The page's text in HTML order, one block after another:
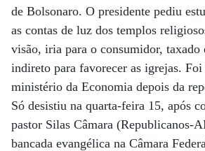
de Bolsonaro. O presidente pediu
as contas de luz dos templos
visão, iria para o consumidor, taxado
indireto para favorecer as igrejas.
ministério da Economia depois da
Só desistiu na quarta-feira 15, após
pastor Silas Câmara (Republicanos-
bancada evangélica na Câmara